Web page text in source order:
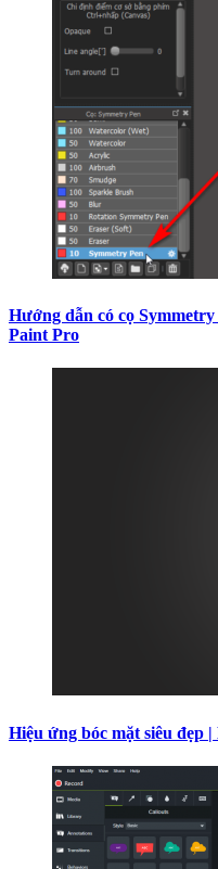
Hướng dẫn có cọ
Paint Pro
Hiệu ứng bóc mặt siêu đẹp